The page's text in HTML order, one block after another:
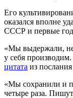
Его
оказался вполне
СССР и первые
«Мы выдержали,
у себя
цитата из
«Мы сохранили и
четыре раза.